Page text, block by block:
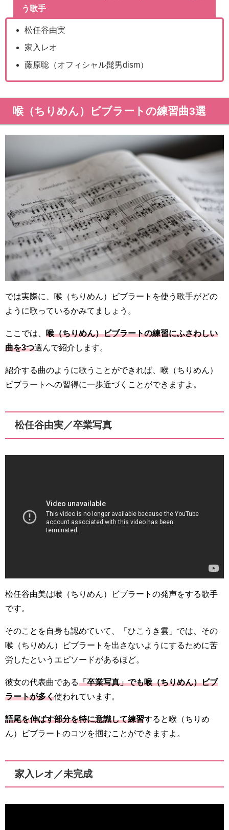
う歌手
松任谷由実
家入レオ
藤原聡（オフィシャル髭男dism）
喉（ちりめん）ビブラートの練習曲3選
では実際に、喉（ちりめん）ビブラートを使う歌手がどの
ように歌っているかみてましょう。
ここでは、 喉（ちりめん）ビブラートの練習にふさわしい
曲を3つ選んで紹介します。
紹介する曲のように歌うことができれば、喉（ちりめん）
ビブラートへの習得に一歩近づくことができますよ。
松任谷由実／卒業写真
松任谷由美は喉（ちりめん）ビブラートの発声をする歌手
です。
そのことを自身も認めていて、「ひこうき雲」では、その
喉（ちりめん）ビブラートを出さないようにするために苦
労したというエピソードがあるほど。
彼女の代表曲である「卒業写真」でも喉（ちりめん）ビブ
ラートが多く使われています。
語尾を伸ばす部分を特に意識して練習すると喉（ちりめ
ん）ビブラートのコツを掴むことができますよ。
家入レオ／未完成